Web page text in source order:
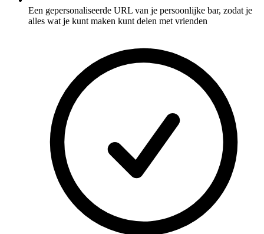
Een gepersonaliseerde URL van je persoonlijke bar, zodat je
alles wat je kunt maken kunt delen met vrienden